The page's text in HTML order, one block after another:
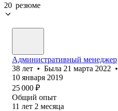
20 резюме
Административный менеджер
38 лет • Была 21 марта 2022 •
10 января 2019
25 000 ₽
Общий опыт
11 лет 2 месяца